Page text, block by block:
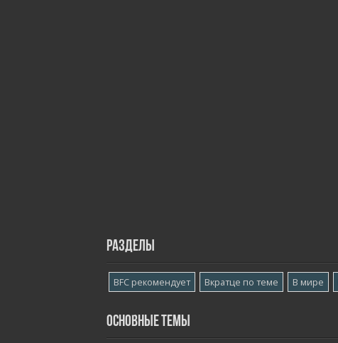
Разделы
BFC рекомендует Вкратце по теме В мире
Основные темы